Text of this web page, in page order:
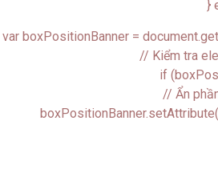
}
var boxPositionBanner =
// Kiểm tra
if
// Ẩn